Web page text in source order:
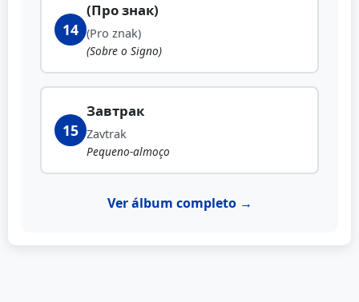
14
(Про знак)
(Pro znak)
(Sobre o Signo)
15
Завтрак
Zavtrak
Pequeno-almoço
Ver álbum completo →